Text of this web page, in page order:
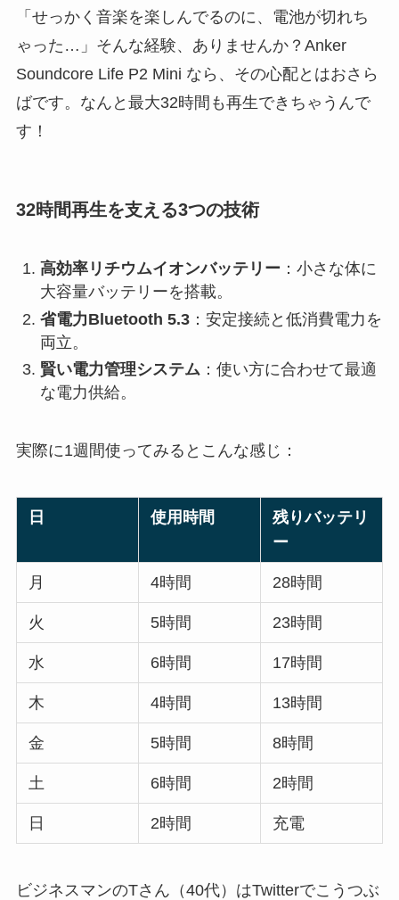
「せっかく音楽を楽しんでるのに、電池が切れち
ゃった…」そんな経験、ありませんか？Anker
Soundcore Life P2 Mini なら、その心配とはおさら
ばです。なんと最大32時間も再生できちゃうんで
す！
32時間再生を支える3つの技術
高効率リチウムイオンバッテリー ：小さな体に
大容量バッテリーを搭載。
省電力Bluetooth 5.3：安定接続と低消費電力を
両立。
賢い電力管理システム：使い方に合わせて最適
な電力供給。
実際に1週間使ってみるとこんな感じ：
日 使用時間
残りバッテリ
ー
月 4時間 28時間
火 5時間 23時間
水 6時間 17時間
木 4時間 13時間
金 5時間 8時間
土 6時間 2時間
日 2時間 充電
ビジネスマンのTさん（40代）はTwitterでこうつぶ